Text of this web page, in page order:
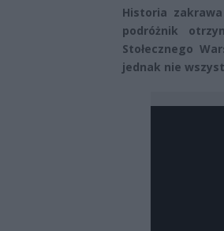
Historia
podróżnik
Stołecznego
jednak nie